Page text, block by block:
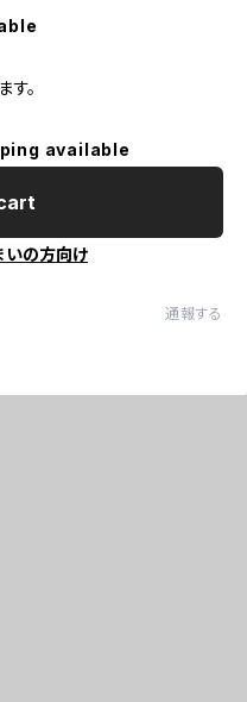
。
available
いの方向け
通報する